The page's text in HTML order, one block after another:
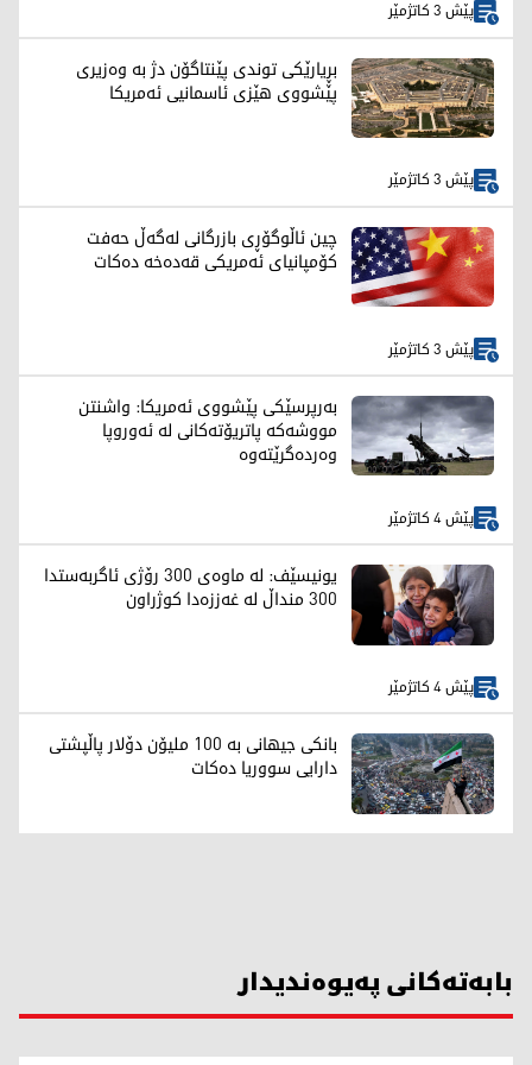
پێش 3 کاتژمێر
بڕیارێکی توندی پێنتاگۆن دژ بە وەزیری
پێشووی هێزی ئاسمانیی ئەمریکا
پێش 3 کاتژمێر
چین ئاڵوگۆڕی بازرگانی لەگەڵ حەفت
کۆمپانیای ئەمریکی قەدەخە دەکات
پێش 3 کاتژمێر
بەرپرسێکی پێشووی ئەمریکا: واشنتن
مووشەکە پاتریۆتەکانی لە ئەوروپا
وەردەگرێتەوە
پێش 4 کاتژمێر
یونیسێف: لە ماوەی 300 رۆژی ئاگربەستدا
300 منداڵ لە غەززەدا کوژراون
پێش 4 کاتژمێر
بانکی جیهانی بە 100 ملیۆن دۆلار پاڵپشتی
دارایی سووریا دەکات
بابەتەکانی پەیوەندیدار